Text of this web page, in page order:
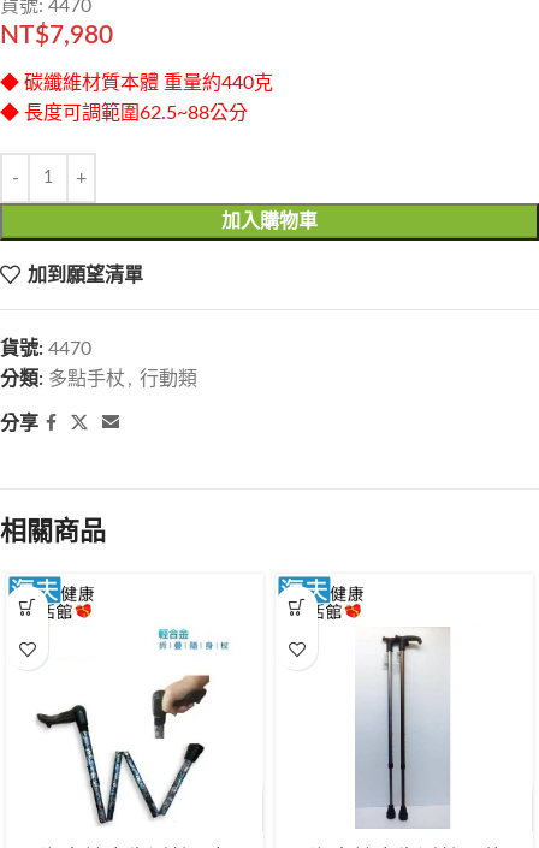
貨號: 4470
NT$7,980
◆ 碳纖維材質本體 重量約440克
◆ 長度可調範圍62.5~88公分
加入購物車
加到願望清單
貨號: 4470
分類: 多點手杖 , 行動類
分享
相關商品